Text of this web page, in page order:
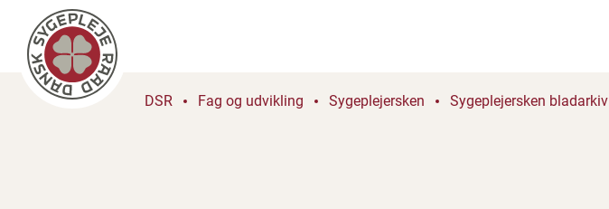
DSR Fag og udvikling Sygeplejersken Sygeplejersken bladarkiv